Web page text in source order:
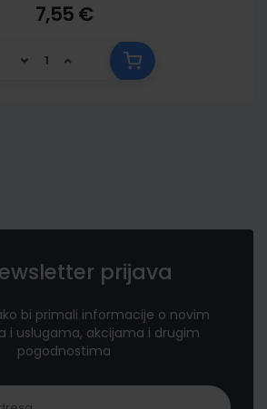
7,55 €
prijava
bi primali informacije o novim
i uslugama, akcijama i drugim
pogodnostima